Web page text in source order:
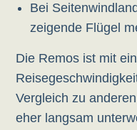
Bei
zeigende Flügel
Die Remos ist mit
Vergleich zu
eher langsam